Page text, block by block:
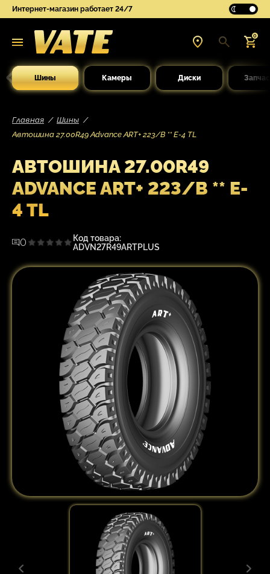
Интернет-магазин работает 24/7
0
Шины Камеры Диски
Главная
Шины
Автошина 27.00R49 Advance ART+ 223/B ** E-4 TL
АВТОШИНА 27.00R49
ADVANCE ART+ 223/B ** E-
4 TL
0
Код товара:
ADVN27R49ARTPLUS